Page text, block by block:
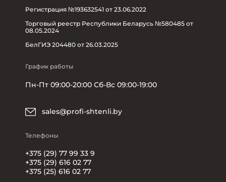
Регистрация №193632541 от 23.06.2022
Торговый реестр Республики Беларусь №580485 от
08.05.2024
БелГИЭ 204480 от 26.03.2025
График работы
Пн-Пт 09:00-20:00 Сб-Вс 09:00-19:00
sales@profi-shtenli.by
Телефоны
+375 (29) 77 99 33 9
+375 (29) 616 02 77
+375 (25) 616 02 77